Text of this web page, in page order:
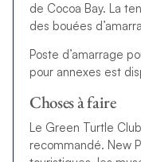
de Cocoa Bay. La
des bouées
Poste d’amarrage
pour annexes est
Choses à faire
Le Green Turtle
recommandé. New